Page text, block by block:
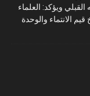
ويؤكد: العلماء
الانتماء والوحدة